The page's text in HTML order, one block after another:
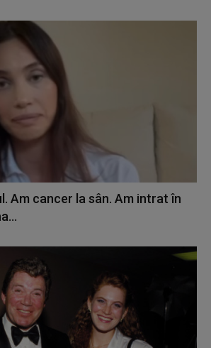
Am cancer la sân. Am intrat în